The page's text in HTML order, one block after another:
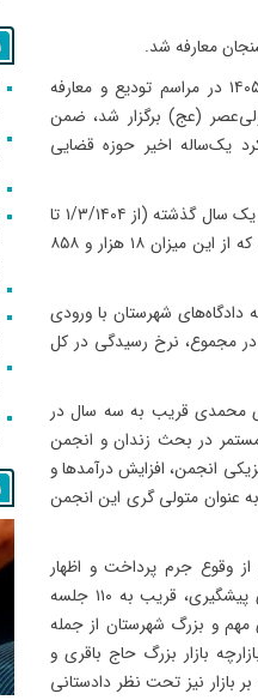
معارفه شد.
، حسین رمضانی‌زاده صبح یکشنبه ۱۰ خردادماه ۱۴۰۵ در مراسم تودیع و معارفه
ولی‌عصر (عج) برگزار شد، ضمن
یک‌ساله اخیر حوزه قضایی
وی با اشاره به تلاش‌های جهادگونه همکاران قضایی و اداری، گفت: در یک سال گذشته (از ۱/۳/۱۴۰۴ تا
۱/۳/۱۴۰۵) ورودی دادسرای رفسنجان ۱۸ هزار و ۲۶۷ فقره پرونده بوده که از این میزان ۱۸ هزار و ۸۵۸
شهرستان با ورودی
خروجی داشته و در مجموع، نرخ رسیدگی در کل
محمدی قریب به سه سال در
در بحث زندان و انجمن
انجمن، افزایش درآمدها و
اجرای طرح‌های مهمی نظیر تجمیع کارگاه‌های ضایعات و کمپ ماده ۱۶ به عنوان متولی گری این انجمن
وقوع جرم پرداخت و اظهار
داشت: در طی این سه سال با همکاری مجموعه دادگستری و شورای پیشگیری، قریب به ۱۱۰ جلسه
و بزرگ شهرستان از جمله
بازار بزرگ حاج باقری و
بازار نیز تحت نظر دادستانی